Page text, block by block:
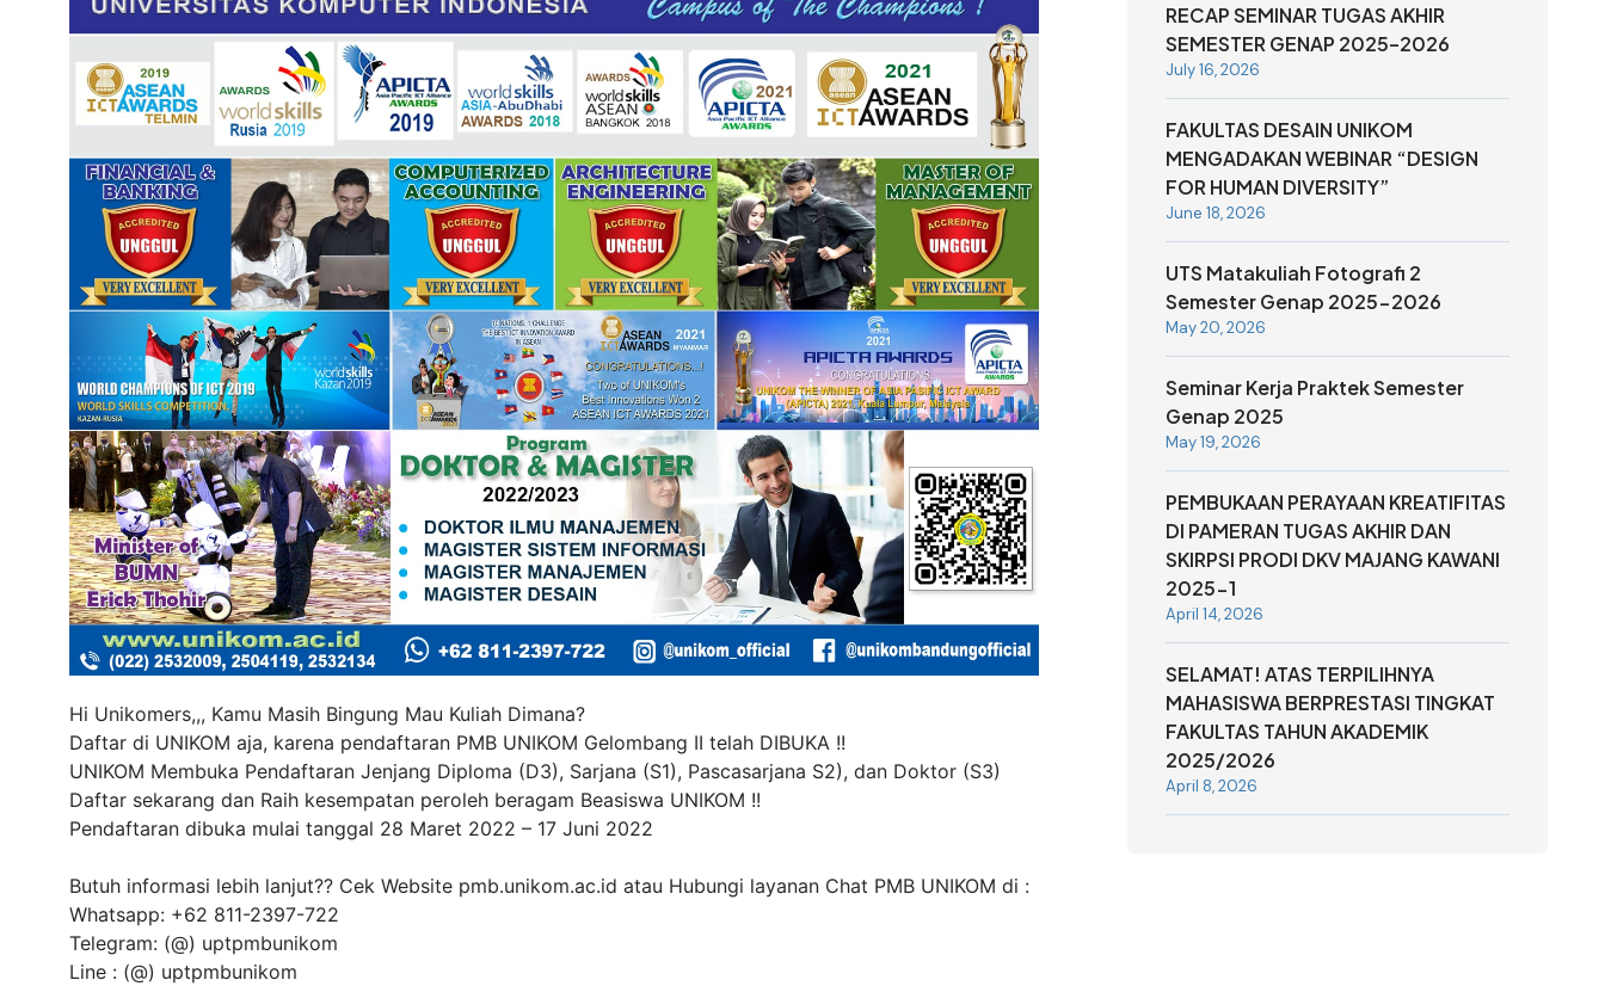
Hi Unikomers,,, Kamu Masih Bingung Mau Kuliah Dimana?
Daftar di UNIKOM aja, karena pendaftaran PMB UNIKOM Gelombang II telah DIBUKA !!
UNIKOM Membuka Pendaftaran Jenjang Diploma (D3), Sarjana (S1), Pascasarjana S2), dan Doktor (S3)
Daftar sekarang dan Raih kesempatan peroleh beragam Beasiswa UNIKOM !!
Pendaftaran dibuka mulai tanggal 28 Maret 2022 – 17 Juni 2022
Butuh informasi lebih lanjut?? Cek Website pmb.unikom.ac.id atau Hubungi layanan Chat PMB UNIKOM di :
Whatsapp: +62 811-2397-722
Telegram: (@) uptpmbunikom
Line : (@) uptpmbunikom
RECAP SEMINAR TUGAS AKHIR
SEMESTER GENAP 2025–2026
July 16, 2026
FAKULTAS DESAIN UNIKOM
MENGADAKAN WEBINAR “DESIGN
FOR HUMAN DIVERSITY”
June 18, 2026
UTS Matakuliah Fotografi 2
Semester Genap 2025-2026
May 20, 2026
Seminar Kerja Praktek Semester
Genap 2025
May 19, 2026
PEMBUKAAN PERAYAAN KREATIFITAS
DI PAMERAN TUGAS AKHIR DAN
SKIRPSI PRODI DKV MAJANG KAWANI
2025-1
April 14, 2026
SELAMAT! ATAS TERPILIHNYA
MAHASISWA BERPRESTASI TINGKAT
FAKULTAS TAHUN AKADEMIK
2025/2026
April 8, 2026